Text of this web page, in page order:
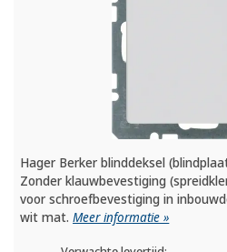
Hager Berker blinddeksel
Zonder klauwbevestiging
voor schroefbevestiging in
wit mat.Meer informatie »